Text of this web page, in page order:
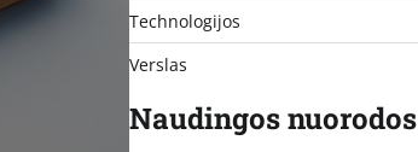
Technologijos
Verslas
Naudingos nuorodos